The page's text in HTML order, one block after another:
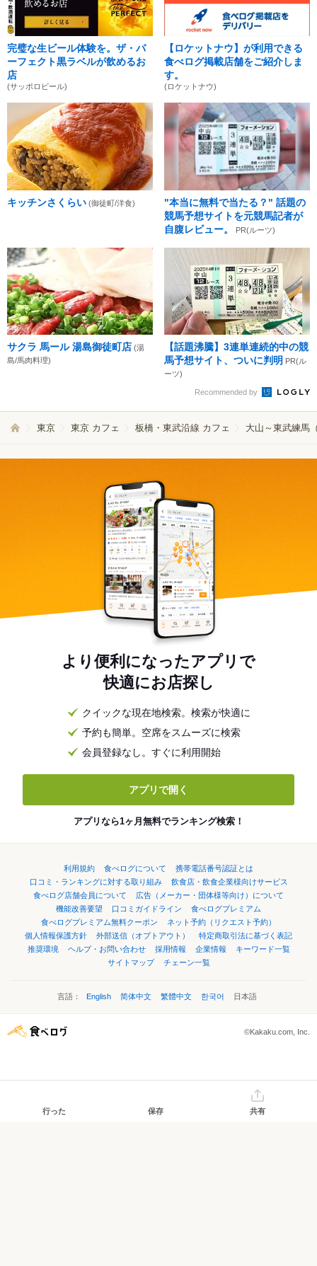
完璧な生ビール体験を。ザ・パ
ーフェクト黒ラベルが飲めるお
店
(サッポロビール)
【ロケットナウ】が利用できる
食べログ掲載店舗をご紹介しま
す。
(ロケットナウ)
キッチンさくらい (御徒町/洋食)
"本当に無料で当たる？" 話題の
競馬予想サイトを元競馬記者が
自腹レビュー。
PR(ルーツ)
サクラ 馬ール 湯島御徒町店 (湯
島/馬肉料理)
【話題沸騰】3連単連続的中の競
馬予想サイト、ついに判明 PR(ル
ーツ)
Recommended by
東京 東京 カフェ 板橋・東武沿線 カフェ 大山～東武練馬
より便利になったアプリで
快適にお店探し
クイックな現在地検索。検索が快適に
予約も簡単。空席をスムーズに検索
会員登録なし。すぐに利用開始
アプリで開く
アプリなら1ヶ月無料でランキング検索！
利用規約 食べログについて
携帯電話番号認証とは
口コミ・ランキングに対する取り組み
飲食店・飲食企業様向けサービス
食べログ店舗会員について
広告（メーカー・団体様等向け）について
機能改善要望
口コミガイドライン
食べログプレミアム
食べログプレミアム無料クーポン
ネット予約（リクエスト予約）
個人情報保護方針
外部送信（オプトアウト）
特定商取引法に基づく表記
推奨環境
ヘルプ・お問い合わせ 採用情報 企業情報
キーワード一覧
サイトマップ
チェーン一覧
言語： English 简体中文 繁體中文 한국어 日本語
©Kakaku.com, Inc.
行った 保存 共有